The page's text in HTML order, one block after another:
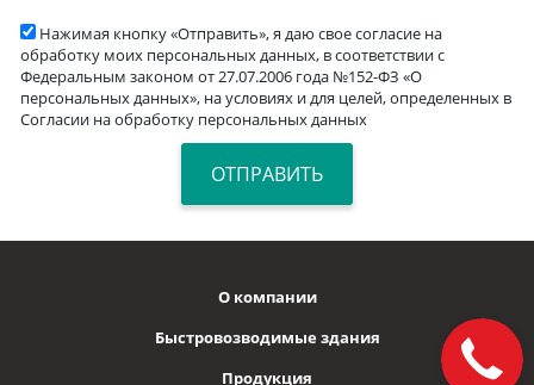
Нажимая кнопку «Отправить», я даю свое согласие на
обработку моих персональных данных, в соответствии с
Федеральным законом от 27.07.2006 года №152-ФЗ «О
персональных данных», на условиях и для целей, определенных в
Согласии на обработку персональных данных
О компании
Быстровозводимые здания
Продукция